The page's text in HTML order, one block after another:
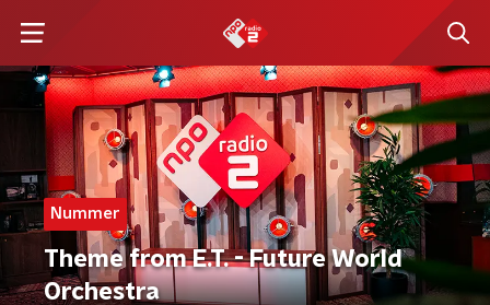
Nummer
Theme from E.T. - Future World
Orchestra